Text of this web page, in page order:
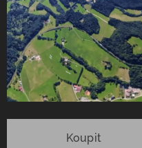
Koupit